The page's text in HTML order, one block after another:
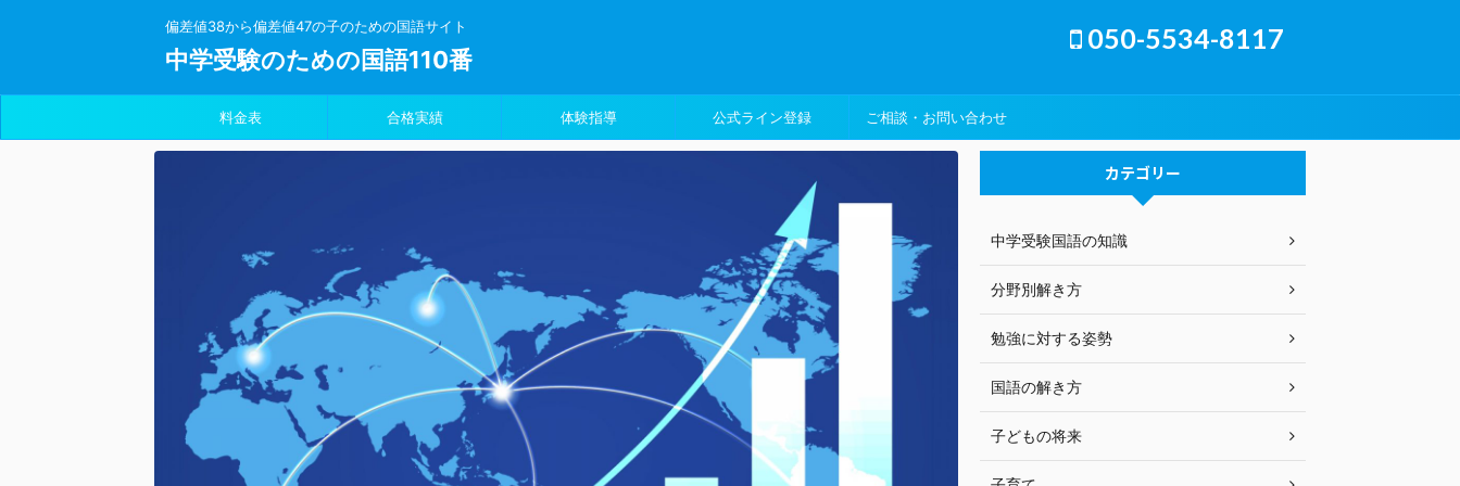
偏差値38から偏差値47の子のための国語サイト
中学受験のための国語110番
050-5534-8117
料金表 合格実績 体験指導 公式ライン登録 ご相談・お問い合わせ
カテゴリー
中学受験国語の知識
分野別解き方
勉強に対する姿勢
国語の解き方
子どもの将来